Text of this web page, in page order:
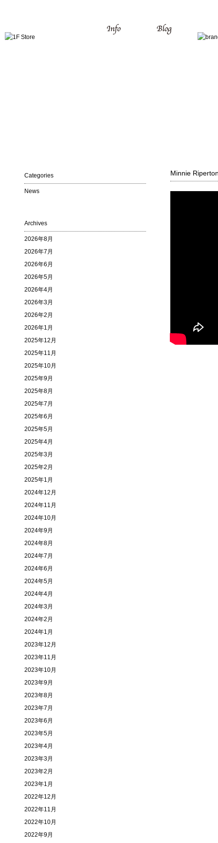
Minnie
Categories
News
Archives
2026年8月
2026年7月
2026年6月
2026年5月
2026年4月
2026年3月
2026年2月
2026年1月
2025年12月
2025年11月
2025年10月
2025年9月
2025年8月
2025年7月
2025年6月
2025年5月
2025年4月
2025年3月
2025年2月
2025年1月
2024年12月
2024年11月
2024年10月
2024年9月
2024年8月
2024年7月
2024年6月
2024年5月
2024年4月
2024年3月
2024年2月
2024年1月
2023年12月
2023年11月
2023年10月
2023年9月
2023年8月
2023年7月
2023年6月
2023年5月
2023年4月
2023年3月
2023年2月
2023年1月
2022年12月
2022年11月
2022年10月
2022年9月